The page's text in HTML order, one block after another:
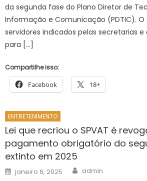
da segunda fase do Plano Diretor de
Informação e Comunicação (PDTIC).
servidores indicados pelas secretarias
para […]
Compartilhe isso:
Facebook 18+
ENTRETENIMENTO
Lei que recriou o SPVAT é
pagamento obrigatório do
extinto em 2025
Posted
on
janeiro 6, 2025 Author
admin